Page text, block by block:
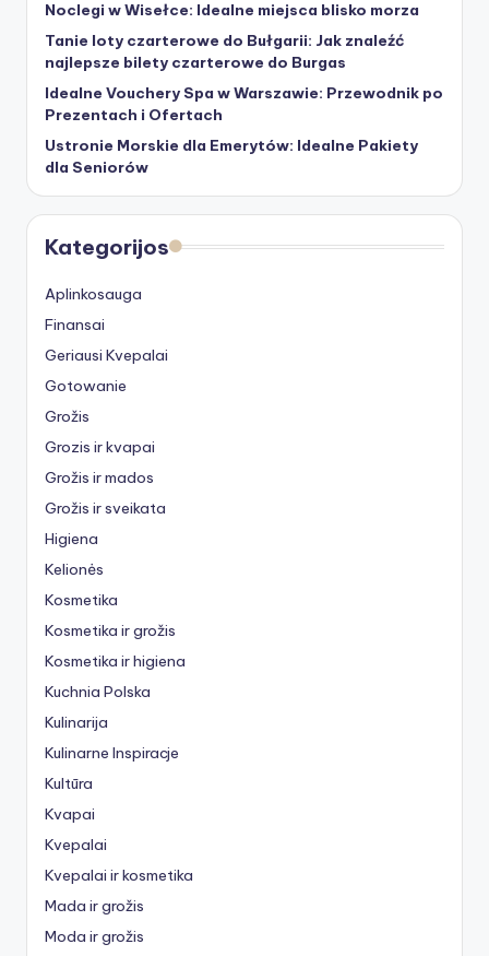
Noclegi w Wisełce: Idealne miejsca blisko morza
Tanie loty czarterowe do Bułgarii: Jak znaleźć
najlepsze bilety czarterowe do Burgas
Idealne Vouchery Spa w Warszawie: Przewodnik po
Prezentach i Ofertach
Ustronie Morskie dla Emerytów: Idealne Pakiety
dla Seniorów
Kategorijos
Aplinkosauga
Finansai
Geriausi Kvepalai
Gotowanie
Grožis
Grozis ir kvapai
Grožis ir mados
Grožis ir sveikata
Higiena
Kelionės
Kosmetika
Kosmetika ir grožis
Kosmetika ir higiena
Kuchnia Polska
Kulinarija
Kulinarne Inspiracje
Kultūra
Kvapai
Kvepalai
Kvepalai ir kosmetika
Mada ir grožis
Moda ir grožis